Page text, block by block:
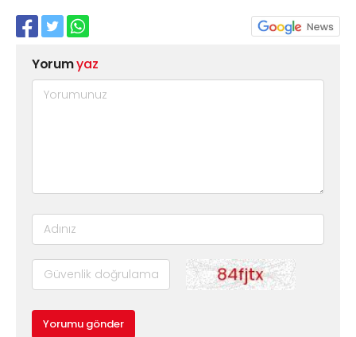
Yorumyaz
Yorumu gönder